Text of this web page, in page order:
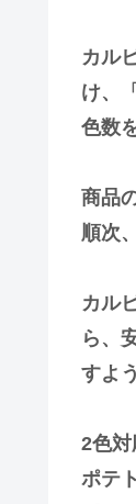
カル
け、
色数
商品
順次
カル
ら、
すよ
2色対
ポテ